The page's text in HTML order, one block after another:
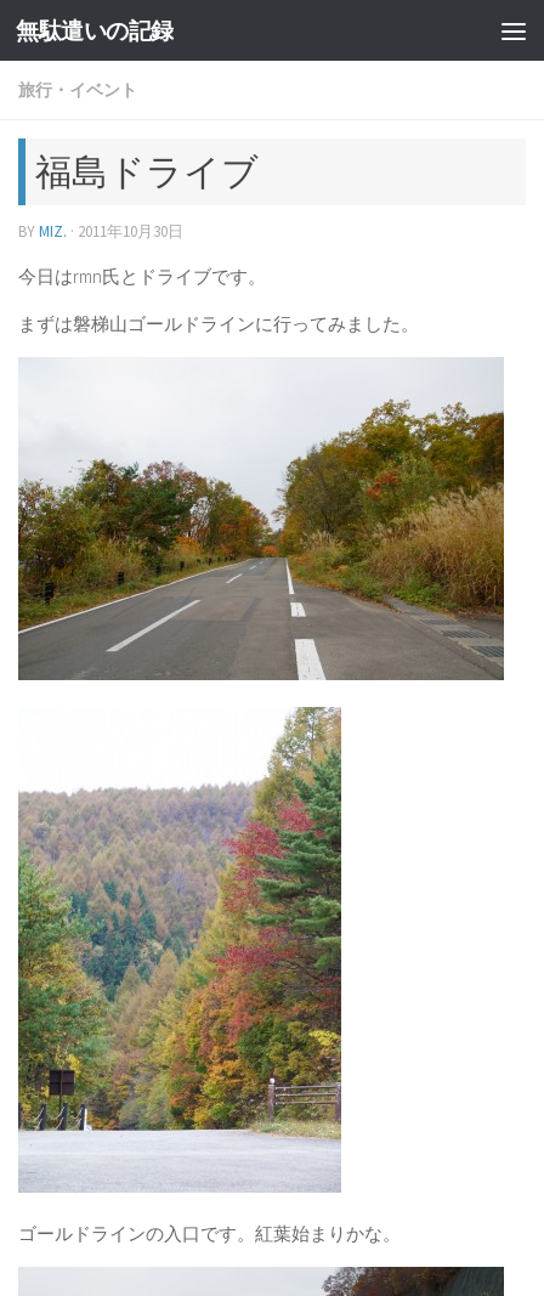
コンテンツへスキップ
無駄遣いの記録
旅行・イベント
福島ドライブ
BYMIZ. · 2011年10月30日
今日はrmn氏とドライブです。
まずは磐梯山ゴールドラインに行ってみました。
ゴールドラインの入口です。紅葉始まりかな。